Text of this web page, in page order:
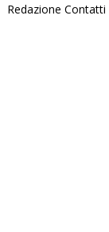
Redazione Contatti